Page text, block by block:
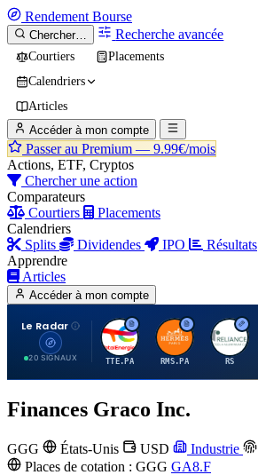
Rendement Bourse
Chercher… Recherche avancée
Courtiers
Placements
Calendriers
Articles
Accéder à mon compte
Passer au Premium — 9.99€/mois
Actions, ETF, Cryptos
Chercher une action
Comparateurs
Courtiers
Placements
Calendriers
Splits
Dividendes IPO
Résultats
Apprendre
Articles
Accéder à mon compte
Le Radar
20 SIGNAUX
T
TTE.PA
H
RMS.PA
R
RS
Finances Graco Inc.
GGG États-Unis USD Industrie
Places de cotation : GGG GA8.F